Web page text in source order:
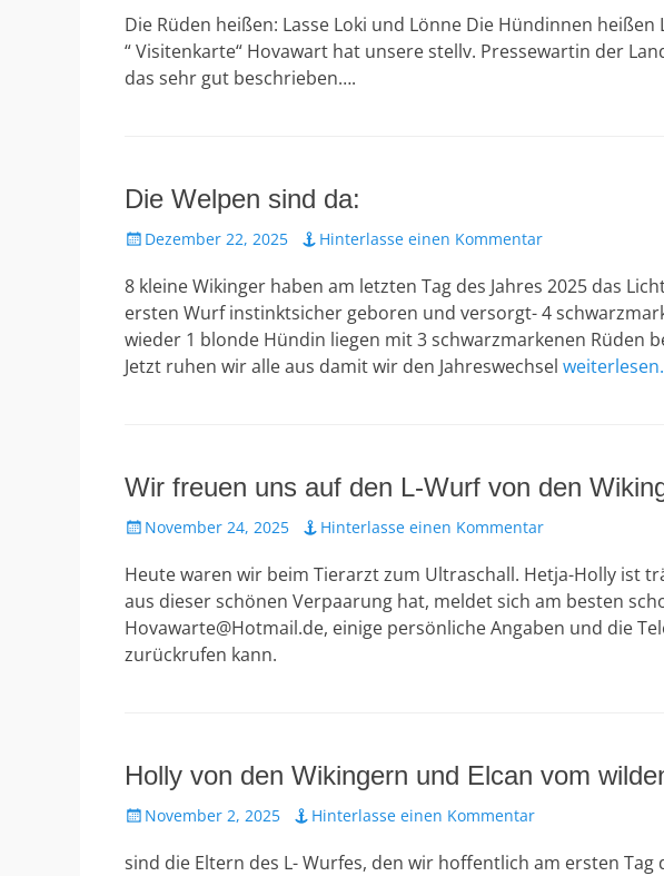
Die Rüden heißen: Lasse Loki und Lönne Die Hündinnen heißen
“ Visitenkarte“ Hovawart hat unsere stellv. Pressewartin der
das sehr gut beschrieben….
Die Welpen sind da:
Veröffentlicht
Dezember 22, 2025 Hinterlasse einen Kommentar
8 kleine Wikinger haben am letzten Tag des Jahres 2025 das
ersten Wurf instinktsicher geboren und versorgt- 4
wieder 1 blonde Hündin liegen mit 3 schwarzmarkenen Rüden
Jetzt ruhen wir alle aus damit wir den Jahreswechsel
Wir freuen uns auf den L-Wurf von den
Veröffentlicht
November 24, 2025 Hinterlasse einen Kommentar
Heute waren wir beim Tierarzt zum Ultraschall. Hetja-Holly ist
aus dieser schönen Verpaarung hat, meldet sich am besten
Hovawarte@Hotmail.de, einige persönliche Angaben und die
zurückrufen kann.
Holly von den Wikingern und Elcan vom
Veröffentlicht
November 2, 2025 Hinterlasse einen Kommentar
sind die Eltern des L- Wurfes, den wir hoffentlich am ersten Tag